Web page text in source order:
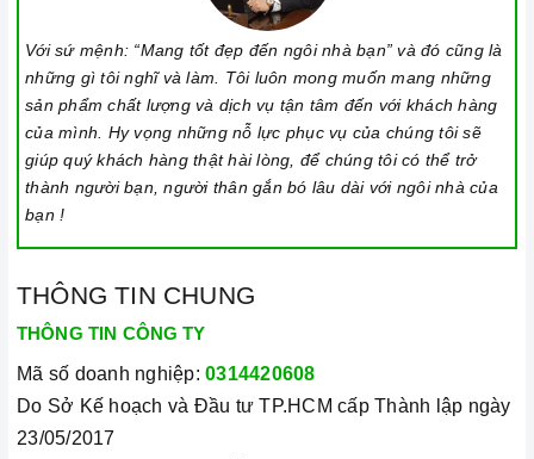
Với sứ mệnh: “Mang tốt đẹp đến ngôi nhà bạn” và đó cũng là
những gì tôi nghĩ và làm. Tôi luôn mong muốn mang những
sản phẩm chất lượng và dịch vụ tận tâm đến với khách hàng
của mình. Hy vọng những nỗ lực phục vụ của chúng tôi sẽ
giúp quý khách hàng thật hài lòng, để chúng tôi có thể trở
thành người bạn, người thân gắn bó lâu dài với ngôi nhà của
bạn !
THÔNG TIN CHUNG
THÔNG TIN CÔNG TY
Mã số doanh nghiệp: 0314420608
Do Sở Kế hoạch và Đầu tư TP.HCM cấp Thành lập ngày
23/05/2017